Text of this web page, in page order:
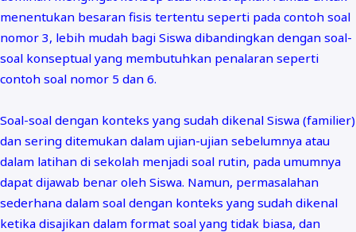
menentukan besaran fisis tertentu seperti pada contoh soal
nomor 3, lebih mudah bagi Siswa dibandingkan dengan soal-
soal konseptual yang membutuhkan penalaran seperti
contoh soal nomor 5 dan 6.
Soal-soal dengan konteks yang sudah dikenal Siswa (familier)
dan sering ditemukan dalam ujian-ujian sebelumnya atau
dalam latihan di sekolah menjadi soal rutin, pada umumnya
dapat dijawab benar oleh Siswa. Namun, permasalahan
sederhana dalam soal dengan konteks yang sudah dikenal
ketika disajikan dalam format soal yang tidak biasa, dan